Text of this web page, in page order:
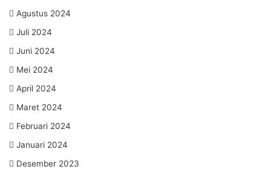
Agustus 2024
Juli 2024
Juni 2024
Mei 2024
April 2024
Maret 2024
Februari 2024
Januari 2024
Desember 2023